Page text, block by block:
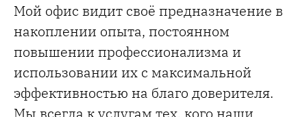
Мой офис видит своё предназначение в
накоплении опыта, постоянном
повышении профессионализма и
использовании их с максимальной
эффективностью на благо доверителя.
Мы всегда к услугам тех, кого наши